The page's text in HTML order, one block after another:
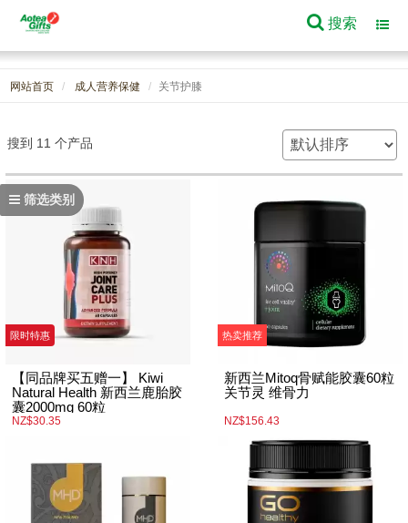
搜索
网站首页 成人营养保健 关节护膝
筛选类别
搜到 11 个产品
限时特惠
【同品牌买五赠一】 Kiwi
Natural Health 新西兰鹿胎胶
囊2000mg 60粒
NZ$30.35
热卖推荐
新西兰Mitoq骨赋能胶囊60粒
关节灵 维骨力
NZ$156.43